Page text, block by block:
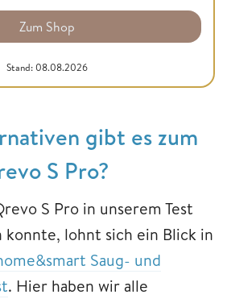
Zum Shop
Stand: 08.08.2026
gibt es zum
S Pro?
S Pro in unserem Test
lohnt sich ein Blick in
Saug- und
. Hier haben wir alle